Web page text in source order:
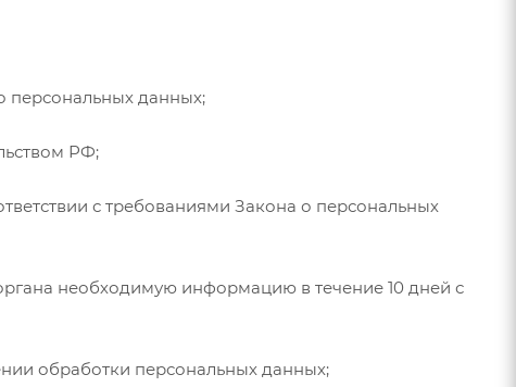
персональных данных;
РФ;
с требованиями Закона о персональных
необходимую информацию в течение 10 дней с
обработки персональных данных;